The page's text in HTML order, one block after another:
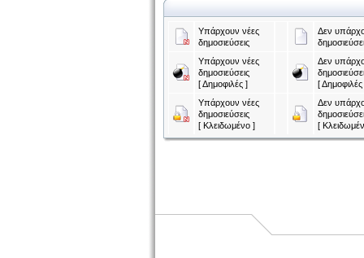
Υπάρχουν νέες
δημοσιεύσεις
Δεν
Υπάρχουν νέες
δημοσιεύσεις
[ Δημοφιλές ]
Δεν
[ Δημοφιλές
Υπάρχουν νέες
δημοσιεύσεις
[ Κλειδωμένο ]
Δεν
[